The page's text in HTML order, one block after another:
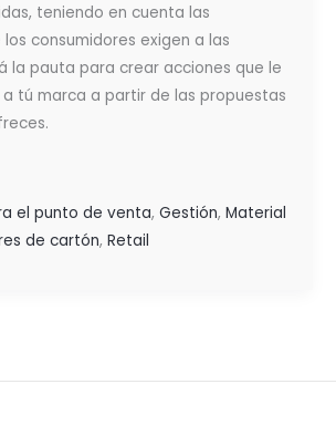
teniendo en cuenta las
consumidores exigen a las
la pauta para crear acciones que le
tú marca a partir de las propuestas
el punto de venta, Gestión, Material
de cartón, Retail